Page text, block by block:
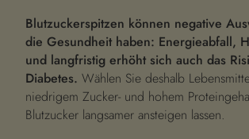
Blutzuckerspitzen können negative
die Gesundheit haben: Energieabfall,
und langfristig erhöht sich auch das
Diabetes. Wählen Sie deshalb
niedrigem Zucker- und hohem
Blutzucker langsamer ansteigen lassen.